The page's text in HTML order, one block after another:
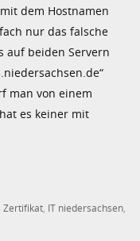
dem Hostnamen
nur das falsche
auf beiden Servern
man von einem
es keiner mit
Zertifikat, IT niedersachsen,